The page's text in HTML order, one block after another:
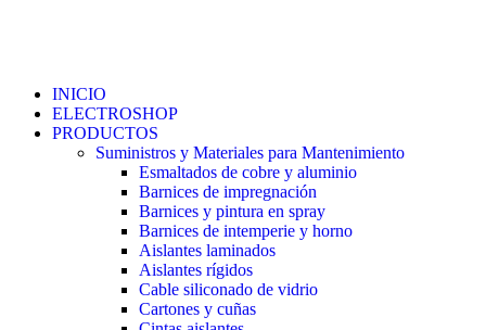
INICIO
ELECTROSHOP
PRODUCTOS
Suministros y Materiales para Mantenimiento
Esmaltados de cobre y aluminio
Barnices de impregnación
Barnices y pintura en spray
Barnices de intemperie y horno
Aislantes laminados
Aislantes rígidos
Cable siliconado de vidrio
Cartones y cuñas